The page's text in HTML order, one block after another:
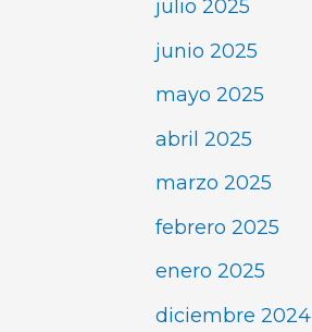
julio 2025
junio 2025
mayo 2025
abril 2025
marzo 2025
febrero 2025
enero 2025
diciembre 2024